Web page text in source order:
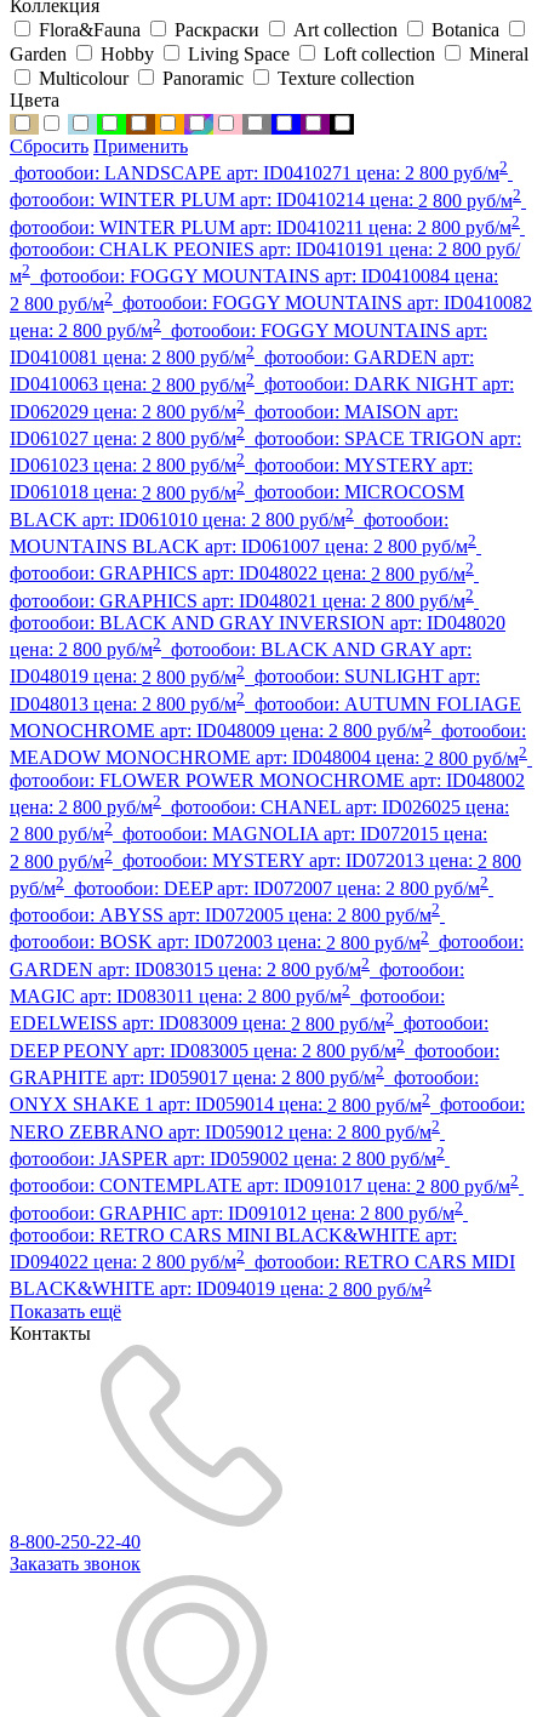
Коллекция
Flora&Fauna
Раскраски Art collection
Botanica
Garden
Hobby Living Space Loft collection
Mineral
Multicolour
Panoramic
Texture collection
Цвета
Сбросить Применить
фотообои: LANDSCAPE арт: ID0410271 цена: 2 800 руб/м2
фотообои: WINTER PLUM арт: ID0410214 цена: 2 800 руб/м2
фотообои: WINTER PLUM арт: ID0410211 цена: 2 800 руб/м2
фотообои: CHALK PEONIES арт: ID0410191 цена: 2 800 руб/
м2 фотообои: FOGGY MOUNTAINS арт: ID0410084 цена:
2 800 руб/м2 фотообои: FOGGY MOUNTAINS арт: ID0410082
цена: 2 800 руб/м2 фотообои: FOGGY MOUNTAINS арт:
ID0410081 цена: 2 800 руб/м2 фотообои: GARDEN арт:
ID0410063 цена: 2 800 руб/м2 фотообои: DARK NIGHT арт:
ID062029 цена: 2 800 руб/м2 фотообои: MAISON арт:
ID061027 цена: 2 800 руб/м2 фотообои: SPACE TRIGON арт:
ID061023 цена: 2 800 руб/м2 фотообои: MYSTERY арт:
ID061018 цена: 2 800 руб/м2 фотообои: MICROCOSM
BLACK арт: ID061010 цена: 2 800 руб/м2 фотообои:
MOUNTAINS BLACK арт: ID061007 цена: 2 800 руб/м2
фотообои: GRAPHICS арт: ID048022 цена: 2 800 руб/м2
фотообои: GRAPHICS арт: ID048021 цена: 2 800 руб/м2
фотообои: BLACK AND GRAY INVERSION арт: ID048020
цена: 2 800 руб/м2 фотообои: BLACK AND GRAY арт:
ID048019 цена: 2 800 руб/м2 фотообои: SUNLIGHT арт:
ID048013 цена: 2 800 руб/м2 фотообои: AUTUMN FOLIAGE
MONOCHROME арт: ID048009 цена: 2 800 руб/м2 фотообои:
MEADOW MONOCHROME арт: ID048004 цена: 2 800 руб/м2
фотообои: FLOWER POWER MONOCHROME арт: ID048002
цена: 2 800 руб/м2 фотообои: CHANEL арт: ID026025 цена:
2 800 руб/м2 фотообои: MAGNOLIAарт: ID072015 цена:
2 800 руб/м2 фотообои: MYSTERY арт: ID072013 цена: 2 800
руб/м2 фотообои: DEEPарт: ID072007 цена: 2 800 руб/м2
фотообои: ABYSS арт: ID072005 цена: 2 800 руб/м2
фотообои: BOSK арт: ID072003 цена: 2 800 руб/м2 фотообои:
GARDEN арт: ID083015 цена: 2 800 руб/м2 фотообои:
MAGIC арт: ID083011 цена: 2 800 руб/м2 фотообои:
EDELWEISS арт: ID083009 цена: 2 800 руб/м2 фотообои:
DEEP PEONY арт: ID083005 цена: 2 800 руб/м2 фотообои:
GRAPHITE арт: ID059017 цена: 2 800 руб/м2 фотообои:
ONYX SHAKE 1 арт: ID059014 цена: 2 800 руб/м2 фотообои:
NERO ZEBRANO арт: ID059012 цена: 2 800 руб/м2
фотообои: JASPER арт: ID059002 цена: 2 800 руб/м2
фотообои: CONTEMPLATE арт: ID091017 цена: 2 800 руб/м2
фотообои: GRAPHIC арт: ID091012 цена: 2 800 руб/м2
фотообои: RETRO CARS MINI BLACK&WHITE арт:
ID094022 цена: 2 800 руб/м2 фотообои: RETRO CARS MIDI
BLACK&WHITE арт: ID094019 цена: 2 800 руб/м2
Показать ещё
Контакты
8-800-250-22-40
Заказать звонок